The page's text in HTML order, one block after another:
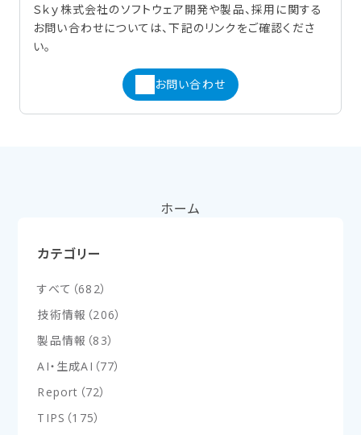
Ｓｋｙ株式会社のソフトウェア開発や製品、採用に関する
お問い合わせについては、下記のリンクをご確認くださ
い。
お問い合わせ
ホーム
カテゴリー
すべて （682）
技術情報 （206）
製品情報 （83）
AI・生成AI （77）
Report （72）
TIPS （175）